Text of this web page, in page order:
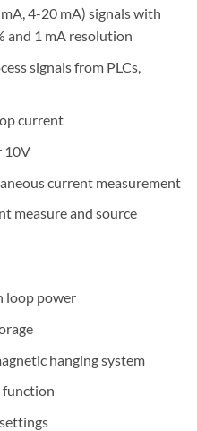
4-20 mA) signals with
and 1 mA resolution
signals from PLCs,
current
10V
current measurement
measure and source
loop power
hanging system
function